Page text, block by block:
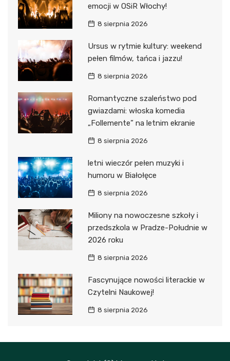
emocji w OSiR Włochy!
8 sierpnia 2026
Ursus w rytmie kultury: weekend
pełen filmów, tańca i jazzu!
8 sierpnia 2026
Romantyczne szaleństwo pod
gwiazdami: włoska komedia
„Follemente” na letnim ekranie
8 sierpnia 2026
letni wieczór pełen muzyki i
humoru w Białołęce
8 sierpnia 2026
Miliony na nowoczesne szkoły i
przedszkola w Pradze-Południe w
2026 roku
8 sierpnia 2026
Fascynujące nowości literackie w
Czytelni Naukowej!
8 sierpnia 2026